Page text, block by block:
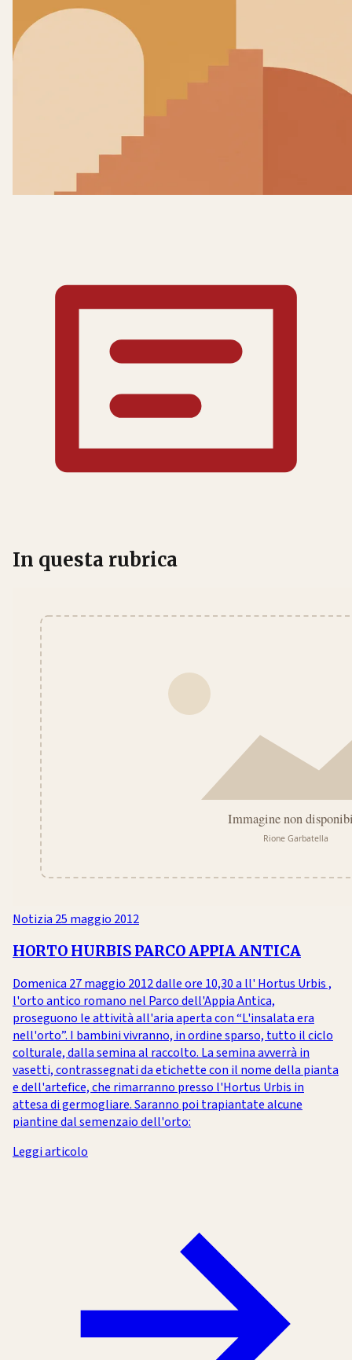
In questa rubrica
Notizia 25 maggio 2012
HORTO HURBIS PARCO APPIA ANTICA
Domenica 27 maggio 2012 dalle ore 10,30 a ll' Hortus Urbis ,
l'orto antico romano nel Parco dell'Appia Antica,
proseguono le attività all'aria aperta con “L'insalata era
nell'orto”. I bambini vivranno, in ordine sparso, tutto il ciclo
colturale, dalla semina al raccolto. La semina avverrà in
vasetti, contrassegnati da etichette con il nome della pianta
e dell'artefice, che rimarranno presso l'Hortus Urbis in
attesa di germogliare. Saranno poi trapiantate alcune
piantine dal semenzaio dell'orto:
Leggi articolo